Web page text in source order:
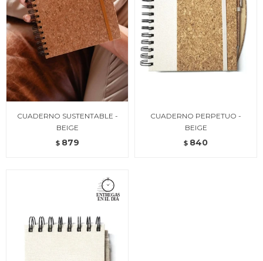
CUADERNO SUSTENTABLE -
BEIGE
$ 879
CUADERNO PERPETUO -
BEIGE
$ 840